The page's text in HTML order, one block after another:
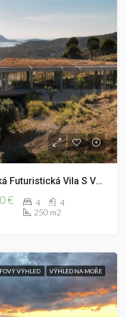
VILLA O’RA – Architektonická Futuristická Vila S Výhledem Na Moře
€
4
4
250 m2
VÝHLED VÝHLED NA MOŘE